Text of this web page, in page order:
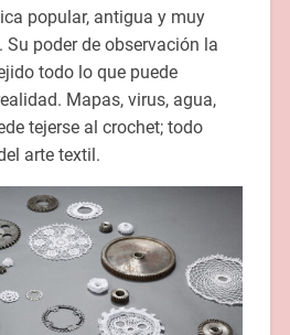
popular, antigua y muy
poder de observación la
todo lo que puede
Mapas, virus, agua,
tejerse al crochet; todo
arte textil.